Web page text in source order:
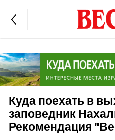
Куда поехать в
заповедник
Рекомендация